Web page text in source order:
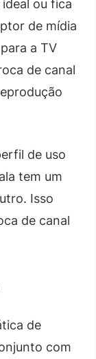
ou fica
de mídia
a TV
de canal
de uso
tem um
Isso
de canal
de
com